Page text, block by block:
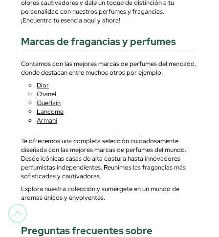
olores cautivadores y dale un toque de distinción a tu
personalidad con nuestros perfumes y fragancias.
¡Encuentra tu esencia aquí y ahora!
Marcas de fragancias y perfumes
Contamos con las mejores marcas de perfumes del mercado,
donde destacan entre muchos otros por ejemplo:
Dior
Chanel
Guerlain
Lancome
Armani
Te ofrecemos una completa selección cuidadosamente
diseñada con las mejores marcas de perfumes del mundo.
Desde icónicas casas de alta costura hasta innovadores
perfumistas independientes. Reunimos las fragancias más
sofisticadas y cautivadoras.
Explora nuestra colección y sumérgete en un mundo de
aromas únicos y envolventes.
Preguntas frecuentes sobre